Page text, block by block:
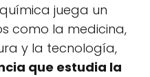
juega un
como la medicina,
y la tecnología,
que estudia la